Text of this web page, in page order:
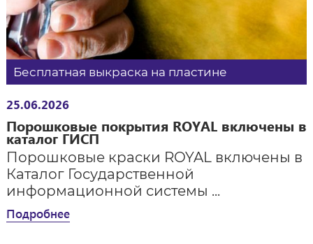
Бесплатная выкраска на пластине
25.06.2026
Порошковые покрытия ROYAL включены в
каталог ГИСП
Порошковые краски ROYAL включены в
Каталог Государственной
информационной системы ...
Подробнее